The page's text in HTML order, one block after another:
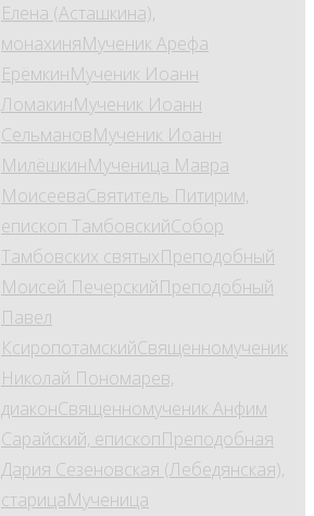
Елена (Асташкина),
монахиняМученик Арефа
ЕрёмкинМученик Иоанн
ЛомакинМученик Иоанн
СельмановМученик Иоанн
МилёшкинМученица Мавра
МоисееваСвятитель Питирим,
епископ ТамбовскийСобор
Тамбовских святыхПреподобный
Моисей ПечерскийПреподобный
Павел
КсиропотамскийСвященномученик
Николай Пономарев,
диаконСвященномученик Анфим
Сарайский, епископПреподобная
Дария Сезеновская (Лебедянская),
старицаМученица